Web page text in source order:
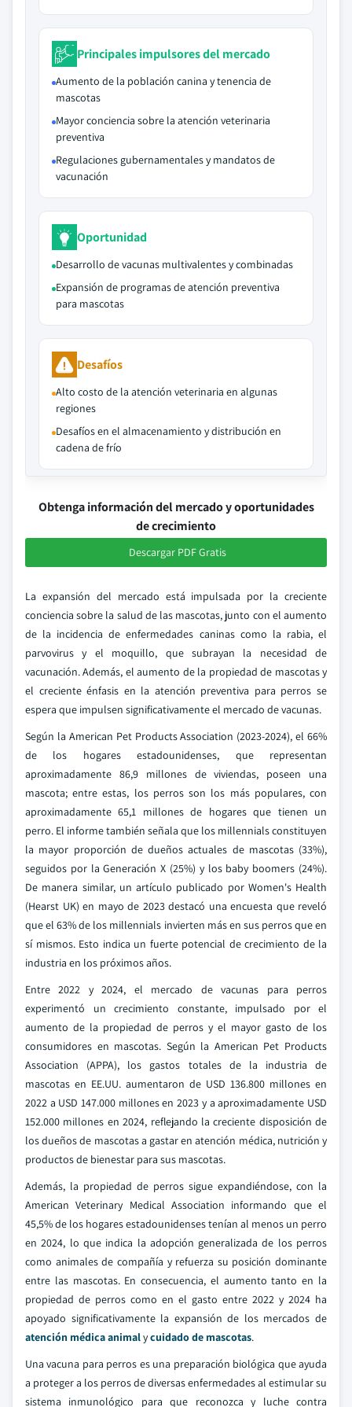
Principales impulsores del mercado
Aumento de la población canina y tenencia de
mascotas
Mayor conciencia sobre la atención veterinaria
preventiva
Regulaciones gubernamentales y mandatos de
vacunación
Oportunidad
Desarrollo de vacunas multivalentes y combinadas
Expansión de programas de atención preventiva
para mascotas
Desafíos
Alto costo de la atención veterinaria en algunas
regiones
Desafíos en el almacenamiento y distribución en
cadena de frío
Obtenga información del mercado y oportunidades
de crecimiento
Descargar PDF Gratis
La expansión del mercado está impulsada por la creciente
conciencia sobre la salud de las mascotas, junto con el aumento
de la incidencia de enfermedades caninas como la rabia, el
parvovirus y el moquillo, que subrayan la necesidad de
vacunación. Además, el aumento de la propiedad de mascotas y
el creciente énfasis en la atención preventiva para perros se
espera que impulsen significativamente el mercado de vacunas.
Según la American Pet Products Association (2023-2024), el 66%
de los hogares estadounidenses, que representan
aproximadamente 86,9 millones de viviendas, poseen una
mascota; entre estas, los perros son los más populares, con
aproximadamente 65,1 millones de hogares que tienen un
perro. El informe también señala que los millennials constituyen
la mayor proporción de dueños actuales de mascotas (33%),
seguidos por la Generación X (25%) y los baby boomers (24%).
De manera similar, un artículo publicado por Women's Health
(Hearst UK) en mayo de 2023 destacó una encuesta que reveló
que el 63% de los millennials invierten más en sus perros que en
sí mismos. Esto indica un fuerte potencial de crecimiento de la
industria en los próximos años.
Entre 2022 y 2024, el mercado de vacunas para perros
experimentó un crecimiento constante, impulsado por el
aumento de la propiedad de perros y el mayor gasto de los
consumidores en mascotas. Según la American Pet Products
Association (APPA), los gastos totales de la industria de
mascotas en EE.UU. aumentaron de USD 136.800 millones en
2022 a USD 147.000 millones en 2023 y a aproximadamente USD
152.000 millones en 2024, reflejando la creciente disposición de
los dueños de mascotas a gastar en atención médica, nutrición y
productos de bienestar para sus mascotas.
Además, la propiedad de perros sigue expandiéndose, con la
American Veterinary Medical Association informando que el
45,5% de los hogares estadounidenses tenían al menos un perro
en 2024, lo que indica la adopción generalizada de los perros
como animales de compañía y refuerza su posición dominante
entre las mascotas. En consecuencia, el aumento tanto en la
propiedad de perros como en el gasto entre 2022 y 2024 ha
apoyado significativamente la expansión de los mercados de
atención médica animalycuidado de mascotas.
Una vacuna para perros es una preparación biológica que ayuda
a proteger a los perros de diversas enfermedades al estimular su
sistema inmunológico para que reconozca y luche contra